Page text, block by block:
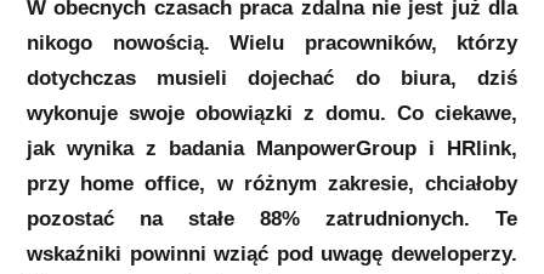
W obecnych czasach praca zdalna nie jest już dla
nikogo nowością. Wielu pracowników, którzy
dotychczas musieli dojechać do biura, dziś
wykonuje swoje obowiązki z domu. Co ciekawe,
jak wynika z badania ManpowerGroup i HRlink,
przy home office, w różnym zakresie, chciałoby
pozostać na stałe 88% zatrudnionych. Te
wskaźniki powinni wziąć pod uwagę deweloperzy.